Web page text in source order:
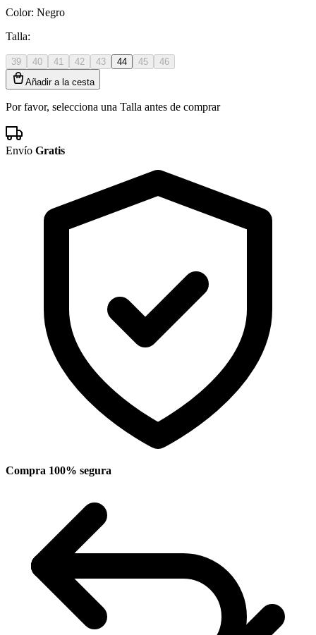
Color: Negro
Talla:
39 40 41 42 43 44 45
46
Añadir a la cesta
Por favor, selecciona una Talla antes de comprar
Envío Gratis
Compra 100% segura